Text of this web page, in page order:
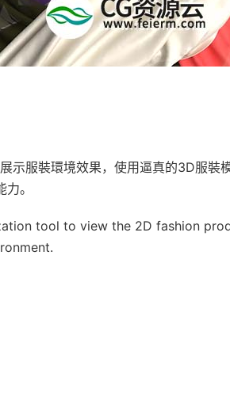
示服裝環境效果，使用逼真的3D服裝
。
tool to view the 2D fashion